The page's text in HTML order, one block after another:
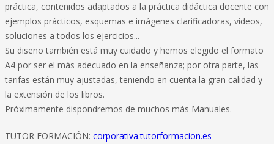
práctica, contenidos adaptados a la práctica didáctica docente con
ejemplos prácticos, esquemas e imágenes clarificadoras, vídeos,
soluciones a todos los ejercicios...
Su diseño también está muy cuidado y hemos elegido el formato
A4 por ser el más adecuado en la enseñanza; por otra parte, las
tarifas están muy ajustadas, teniendo en cuenta la gran calidad y
la extensión de los libros.
Próximamente dispondremos de muchos más Manuales.
TUTOR FORMACIÓN: corporativa.tutorformacion.es